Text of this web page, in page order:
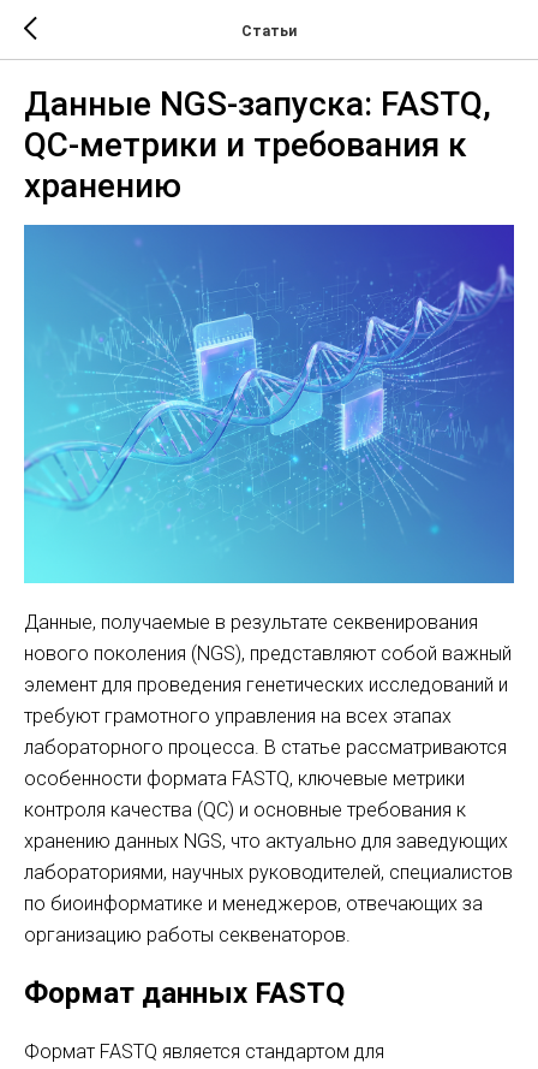
Статьи
Данные NGS-запуска: FASTQ,
QC-метрики и требования к
хранению
Данные, получаемые в результате секвенирования
нового поколения (NGS), представляют собой важный
элемент для проведения генетических исследований и
требуют грамотного управления на всех этапах
лабораторного процесса. В статье рассматриваются
особенности формата FASTQ, ключевые метрики
контроля качества (QC) и основные требования к
хранению данных NGS, что актуально для заведующих
лабораториями, научных руководителей, специалистов
по биоинформатике и менеджеров, отвечающих за
организацию работы секвенаторов.
Формат данных FASTQ
Формат FASTQ является стандартом для